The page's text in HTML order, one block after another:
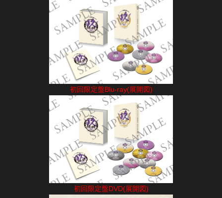
初回限定盤Blu-ray(展開図)
初回限定盤DVD(展開図)